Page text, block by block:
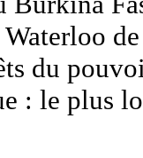
du
: le plus